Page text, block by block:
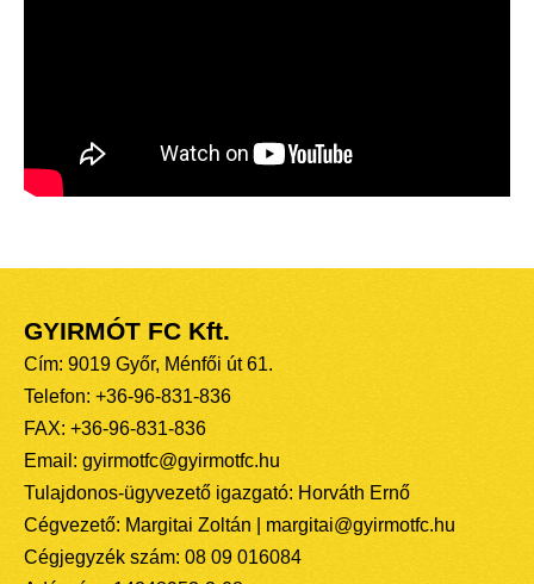
GYIRMÓT FC Kft.
Cím: 9019 Győr, Ménfői út 61.
Telefon: +36-96-831-836
FAX: +36-96-831-836
Email: gyirmotfc@gyirmotfc.hu
Tulajdonos-ügyvezető igazgató: Horváth Ernő
Cégvezető: Margitai Zoltán | margitai@gyirmotfc.hu
Cégjegyzék szám: 08 09 016084